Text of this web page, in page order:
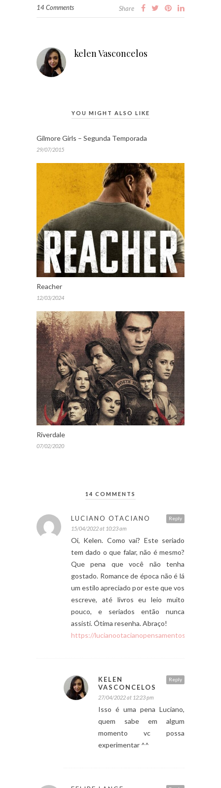
14 Comments Share
kelen Vasconcelos
YOU MIGHT ALSO LIKE
Gilmore Girls – Segunda Temporada
29/07/2015
Reacher
12/03/2024
Riverdale
07/02/2020
14 COMMENTS
Reply
LUCIANO OTACIANO
15/04/2022 at 10:23 am
Oi, Kelen. Como vai? Este seriado
tem dado o que falar, não é mesmo?
Que pena que você não tenha
gostado. Romance de época não é lá
um estilo apreciado por este que vos
escreve, até livros eu leio muito
pouco, e seriados então nunca
assisti. Ótima resenha. Abraço!
https://
Reply
KELEN
VASCONCELOS
27/04/2022 at 12:23 pm
Isso é uma pena Luciano,
quem sabe em algum
momento vc possa
experimentar ^^